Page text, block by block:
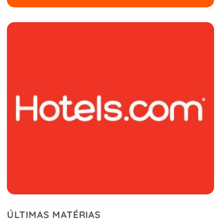
ÚLTIMAS MATÉRIAS